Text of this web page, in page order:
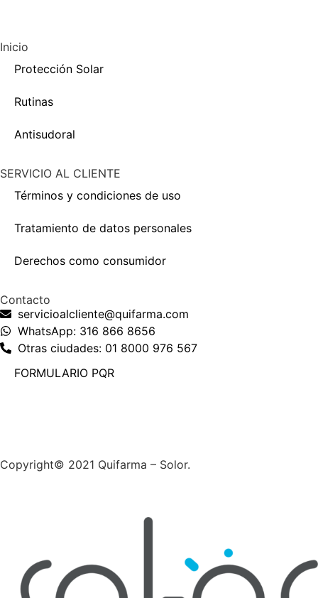
Inicio
Protección Solar
Rutinas
Antisudoral
SERVICIO AL CLIENTE
Términos y condiciones de uso
Tratamiento de datos personales
Derechos como consumidor
Contacto
servicioalcliente@quifarma.com
WhatsApp: 316 866 8656
Otras ciudades: 01 8000 976 567
FORMULARIO PQR
Copyright© 2021 Quifarma – Solor.